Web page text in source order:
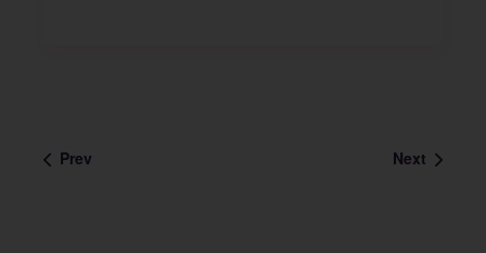
Prev Next